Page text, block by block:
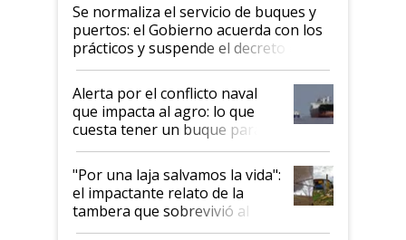
Se normaliza el servicio de buques y
puertos: el Gobierno acuerda con los
prácticos y suspende el decreto de
desregulación
Alerta por el conflicto naval
que impacta al agro: lo que
cuesta tener un buque parado
y el peligro de que Argentina
pase a ser "país sucio"
"Por una laja salvamos la vida":
el impactante relato de la
tambera que sobrevivió al
tornado